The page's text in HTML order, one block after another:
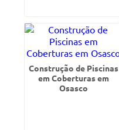
Construção de Piscinas
em Coberturas em
Osasco